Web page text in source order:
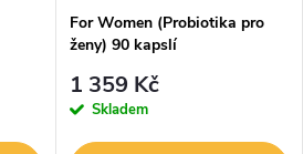
For Women (Probiotika pro
ženy) 90 kapslí
1 359 Kč
Skladem